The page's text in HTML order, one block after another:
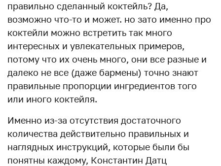
правильно сделанный коктейль? Да,
возможно что-то и может. но зато именно про
коктейли можно встретить так много
интересных и увлекательных примеров,
потому что их очень много, они все разные и
далеко не все (даже бармены) точно знают
правильные пропорции ингредиентов того
или иного коктейля.
Именно из-за отсутствия достаточного
количества действительно правильных и
наглядных инструкций, которые были бы
понятны каждому, Константин Датц